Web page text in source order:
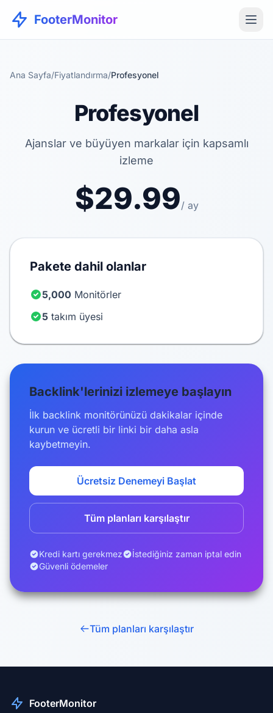
FooterMonitor
Ana Sayfa/Fiyatlandırma/Profesyonel
Profesyonel
Ajanslar ve büyüyen markalar için kapsamlı
izleme
$29.99/ ay
Pakete dahil olanlar
5,000 Monitörler
5 takım üyesi
Backlink'lerinizi izlemeye başlayın
İlk backlink monitörünüzü dakikalar içinde
kurun ve ücretli bir linki bir daha asla
kaybetmeyin.
Ücretsiz Denemeyi Başlat
Tüm planları karşılaştır
Kredi kartı gerekmez
İstediğiniz zaman iptal edin
Güvenli ödemeler
Tüm planları karşılaştır
FooterMonitor